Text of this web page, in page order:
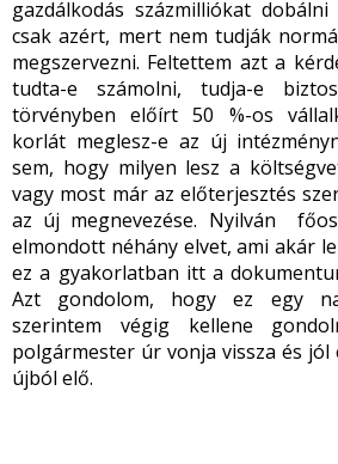
gazdálkodás százmilliókat
csak azért, mert nem tudják
megszervezni. Feltettem azt a
tudta-e számolni, tudja-e
törvényben előírt 50 %-os
korlát meglesz-e az új
sem, hogy milyen lesz a
vagy most már az előterjesztés
az új megnevezése. Nyilván
elmondott néhány elvet, ami akár
ez a gyakorlatban itt a
Azt gondolom, hogy ez egy
szerintem végig kellene
polgármester úr vonja vissza és jól
újból elő.